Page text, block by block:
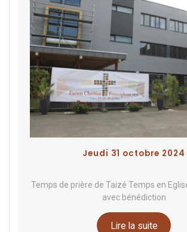
Jeudi 31 octobre 2024
Temps de prière de Taizé Temps en
avec bénédiction
Lire la suite